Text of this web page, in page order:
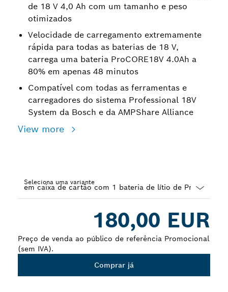
de 18 V 4,0 Ah com um tamanho e peso
otimizados
Velocidade de carregamento extremamente
rápida para todas as baterias de 18 V,
carrega uma bateria ProCORE18V 4.0Ah a
80% em apenas 48 minutos
Compatível com todas as ferramentas e
carregadores do sistema Professional 18V
System da Bosch e da AMPShare Alliance
View more
Seleciona uma variante
180,00 EUR
Preço de venda ao público de referência Promocional
(sem IVA).
Comprar já